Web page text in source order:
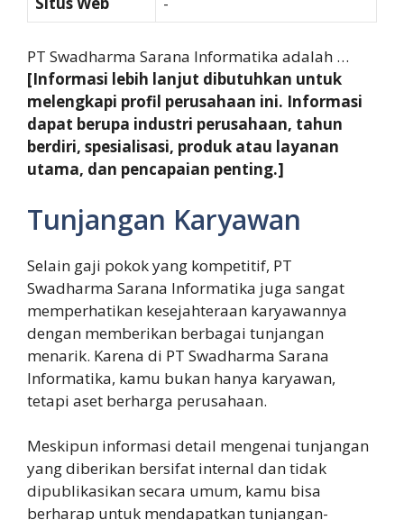
PT Swadharma Sarana Informatika adalah …
[Informasi lebih lanjut dibutuhkan untuk
melengkapi profil perusahaan ini. Informasi
dapat berupa industri perusahaan, tahun
berdiri, spesialisasi, produk atau layanan
utama, dan pencapaian penting.]
Tunjangan Karyawan
Selain gaji pokok yang kompetitif, PT
Swadharma Sarana Informatika juga sangat
memperhatikan kesejahteraan karyawannya
dengan memberikan berbagai tunjangan
menarik. Karena di PT Swadharma Sarana
Informatika, kamu bukan hanya karyawan,
tetapi aset berharga perusahaan.
Meskipun informasi detail mengenai tunjangan
yang diberikan bersifat internal dan tidak
dipublikasikan secara umum, kamu bisa
berharap untuk mendapatkan tunjangan-